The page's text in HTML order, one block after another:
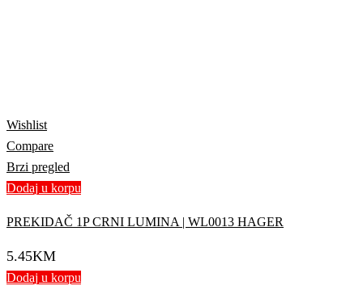
Wishlist
Compare
Brzi pregled
Dodaj u korpu
PREKIDAČ 1P CRNI LUMINA | WL0013 HAGER
5.45KM
Dodaj u korpu